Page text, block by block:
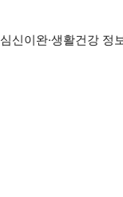
심신이완·생활건강 정